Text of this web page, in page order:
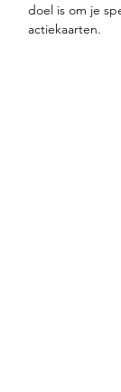
doel is om je
actiekaarten.